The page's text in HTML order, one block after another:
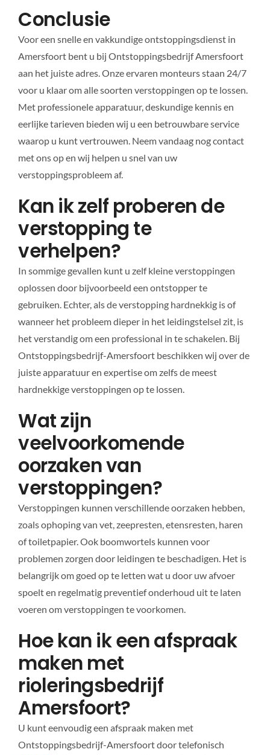
Conclusie
Voor een snelle en vakkundige ontstoppingsdienst in
Amersfoort bent u bij Ontstoppingsbedrijf Amersfoort
aan het juiste adres. Onze ervaren monteurs staan 24/7
voor u klaar om alle soorten verstoppingen op te lossen.
Met professionele apparatuur, deskundige kennis en
eerlijke tarieven bieden wij u een betrouwbare service
waarop u kunt vertrouwen. Neem vandaag nog contact
met ons op en wij helpen u snel van uw
verstoppingsprobleem af.
Kan ik zelf proberen de
verstopping te
verhelpen?
In sommige gevallen kunt u zelf kleine verstoppingen
oplossen door bijvoorbeeld een ontstopper te
gebruiken. Echter, als de verstopping hardnekkig is of
wanneer het probleem dieper in het leidingstelsel zit, is
het verstandig om een professional in te schakelen. Bij
Ontstoppingsbedrijf-Amersfoort beschikken wij over de
juiste apparatuur en expertise om zelfs de meest
hardnekkige verstoppingen op te lossen.
Wat zijn
veelvoorkomende
oorzaken van
verstoppingen?
Verstoppingen kunnen verschillende oorzaken hebben,
zoals ophoping van vet, zeepresten, etensresten, haren
of toiletpapier. Ook boomwortels kunnen voor
problemen zorgen door leidingen te beschadigen. Het is
belangrijk om goed op te letten wat u door uw afvoer
spoelt en regelmatig preventief onderhoud uit te laten
voeren om verstoppingen te voorkomen.
Hoe kan ik een afspraak
maken met
rioleringsbedrijf
Amersfoort?
U kunt eenvoudig een afspraak maken met
Ontstoppingsbedrijf-Amersfoort door telefonisch